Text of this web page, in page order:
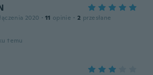
2020 · 11 opinie · 2 przesłane
temu